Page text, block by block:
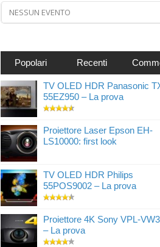
NESSUN EVENTO
Popolari Recenti
TV OLED HDR Panasonic
55EZ950 – La prova
Proiettore Laser Epson EH-
LS10000: first look
TV OLED HDR Philips
55POS9002 – La prova
Proiettore 4K Sony VPL-
– La prova